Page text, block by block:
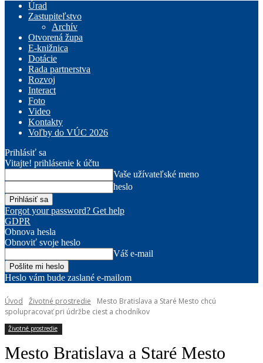
Úrad
Zastupiteľstvo
Archív
Otvorená župa
E-knižnica
Dotácie
Rada partnerstva
Rozvoj
Interact
Foto
Video
Kontakty
Voľby do VÚC 2026
Prihlásiť sa
Vitajte! prihlásenie k účtu
Vaše užívateľské meno
heslo
Forgot your password? Get help
GDPR
Obnova hesla
Obnoviť svoje heslo
Váš e-mail
Heslo vám bude zaslané e-mailom
Úvod Životné prostredie
Mesto Bratislava a Staré Mesto chcú
spolupracovať pri údržbe ciest a chodníkov
Životné prostredie
Mesto Bratislava a Staré Mesto